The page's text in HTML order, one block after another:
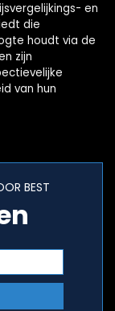
en
die
houdt via de
zijn
van hun
BEST